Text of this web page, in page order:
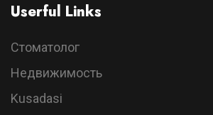
Userful Links
Стоматолог
Недвижимость
Kusadasi